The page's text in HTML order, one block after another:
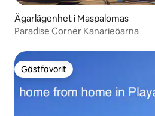
Ägarlägenhet i Maspalomas
Paradise Corner Kanarieöarna
Gästfavorit
Gästfavorit